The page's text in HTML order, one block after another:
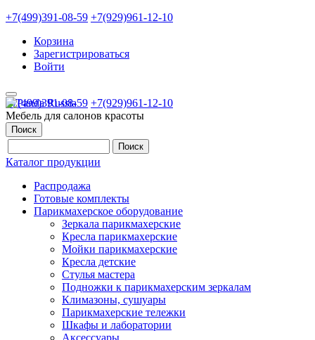
+7(499)391-08-59 +7(929)961-12-10
Корзина
Зарегистрироваться
Войти
+7(499)391-08-59 +7(929)961-12-10
Мебель для салонов красоты
Поиск
Каталог продукции
Распродажа
Готовые комплекты
Парикмахерское оборудование
Зеркала парикмахерские
Кресла парикмахерские
Мойки парикмахерские
Кресла детские
Стулья мастера
Подножки к парикмахерским зеркалам
Климазоны, сушуары
Парикмахерские тележки
Шкафы и лаборатории
Аксессуары